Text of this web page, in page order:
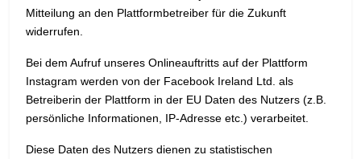
Mitteilung an den Plattformbetreiber für die Zukunft
widerrufen.
Bei dem Aufruf unseres Onlineauftritts auf der Plattform
Instagram werden von der Facebook Ireland Ltd. als
Betreiberin der Plattform in der EU Daten des Nutzers (z.B.
persönliche Informationen, IP-Adresse etc.) verarbeitet.
Diese Daten des Nutzers dienen zu statistischen